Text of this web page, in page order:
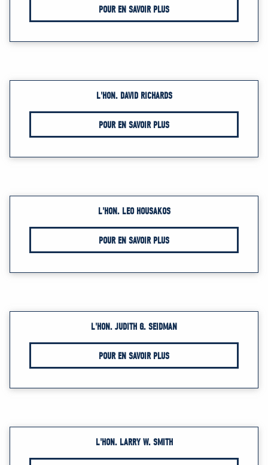
POUR EN SAVOIR PLUS
L'HON. DAVID RICHARDS
POUR EN SAVOIR PLUS
L'HON. LEO HOUSAKOS
POUR EN SAVOIR PLUS
L'HON. JUDITH G. SEIDMAN
POUR EN SAVOIR PLUS
L'HON. LARRY W. SMITH